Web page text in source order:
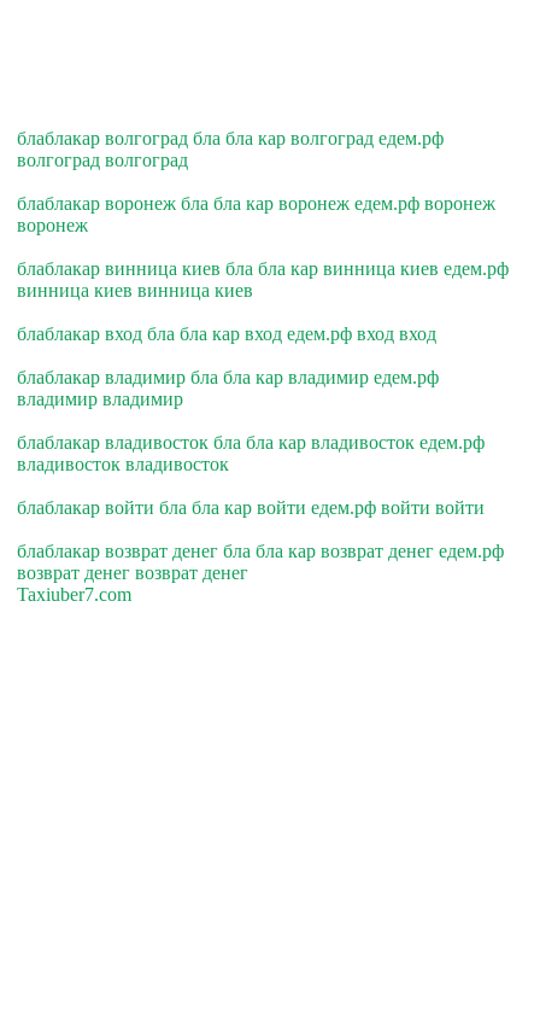
блаблакар волгоград бла бла кар волгоград едем.рф
волгоград волгоград
блаблакар воронеж бла бла кар воронеж едем.рф воронеж
воронеж
блаблакар винница киев бла бла кар винница киев едем.рф
винница киев винница киев
блаблакар вход бла бла кар вход едем.рф вход вход
блаблакар владимир бла бла кар владимир едем.рф
владимир владимир
блаблакар владивосток бла бла кар владивосток едем.рф
владивосток владивосток
блаблакар войти бла бла кар войти едем.рф войти войти
блаблакар возврат денег бла бла кар возврат денег едем.рф
возврат денег возврат денег
Taxiuber7.com